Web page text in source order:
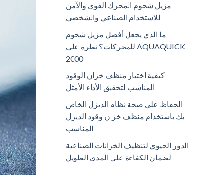
مزيل شحوم المحرك القوي والآمن
للاستخدام الصناعي والشخصي
ما الذي يجعل أفضل مزيل شحوم
للمحركات؟ نظرة على AQUAQUICK
2000
كيفية اختيار منظف خزان الوقود
المناسب لتحقيق الأداء الأمثل
الحفاظ على صحة نظام الديزل الخاص
بك باستخدام منظف خزان وقود الديزل
المناسب
الدور الحيوي لتنظيف الخزانات الصناعية
لضمان الكفاءة على المدى الطويل